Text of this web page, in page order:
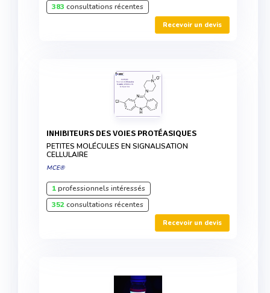
383 consultations récentes
Recevoir un devis
INHIBITEURS DES VOIES PROTÉASIQUES
PETITES MOLÉCULES EN SIGNALISATION
CELLULAIRE
MCE®
1professionnels intéressés
352consultations récentes
Recevoir un devis